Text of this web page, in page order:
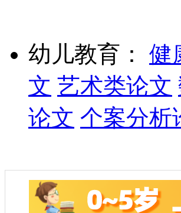
幼儿教育：
健
文 艺术类论文
论文 个案分析